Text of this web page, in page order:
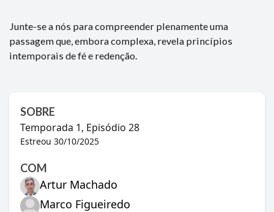
Junte-se a nós para compreender plenamente uma
passagem que, embora complexa, revela princípios
intemporais de fé e redenção.
SOBRE
Temporada 1, Episódio 28
Estreou 30/10/2025
COM
Artur Machado
Marco Figueiredo